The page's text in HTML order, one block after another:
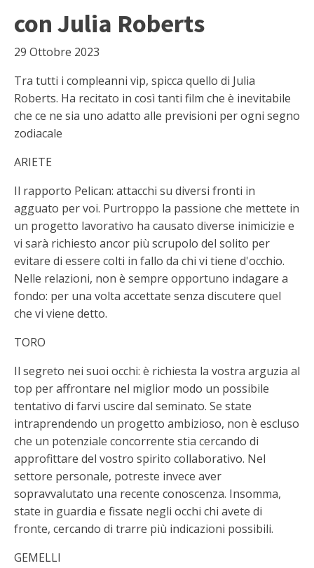
con Julia Roberts
29 Ottobre 2023
Tra tutti i compleanni vip, spicca quello di Julia
Roberts. Ha recitato in così tanti film che è inevitabile
che ce ne sia uno adatto alle previsioni per ogni segno
zodiacale
ARIETE
Il rapporto Pelican: attacchi su diversi fronti in
agguato per voi. Purtroppo la passione che mettete in
un progetto lavorativo ha causato diverse inimicizie e
vi sarà richiesto ancor più scrupolo del solito per
evitare di essere colti in fallo da chi vi tiene d'occhio.
Nelle relazioni, non è sempre opportuno indagare a
fondo: per una volta accettate senza discutere quel
che vi viene detto.
TORO
Il segreto nei suoi occhi: è richiesta la vostra arguzia al
top per affrontare nel miglior modo un possibile
tentativo di farvi uscire dal seminato. Se state
intraprendendo un progetto ambizioso, non è escluso
che un potenziale concorrente stia cercando di
approfittare del vostro spirito collaborativo. Nel
settore personale, potreste invece aver
sopravvalutato una recente conoscenza. Insomma,
state in guardia e fissate negli occhi chi avete di
fronte, cercando di trarre più indicazioni possibili.
GEMELLI